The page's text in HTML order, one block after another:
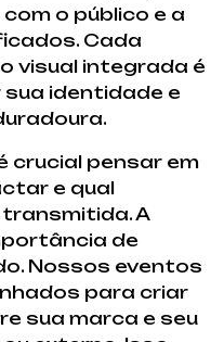
o público e a
Cada
visual integrada é
identidade e
crucial pensar em
e qual
A
de
Nossos eventos
para criar
sua marca e seu